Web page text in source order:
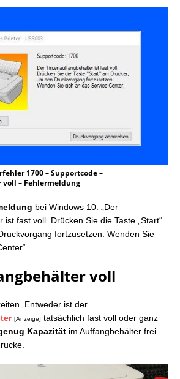
1700 – Supportcode –
– Fehlermeldung
bei Windows 10: „Der
ist fast voll. Drücken Sie die Taste „Start“
fortzusetzen. Wenden Sie
voll
Entweder ist der
[Anzeige] tatsächlich fast voll oder ganz
Kapazität im Auffangbehälter frei